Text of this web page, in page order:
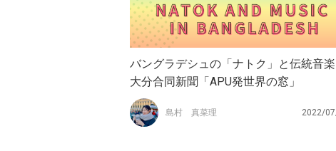
バングラデシュの「ナトク」と伝統音
大分合同新聞「APU発世界の窓」
島村 真菜理 2022/